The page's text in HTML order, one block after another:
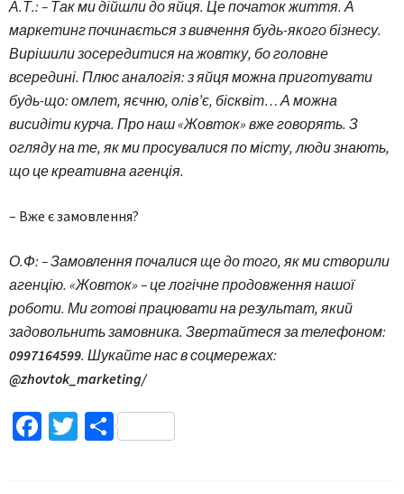
А.Т.: – Так ми дійшли до яйця. Це початок життя. А
маркетинг починається з вивчення будь-якого бізнесу.
Вирішили зосередитися на жовтку, бо головне
всередині. Плюс аналогія: з яйця можна приготувати
будь-що: омлет, яєчню, олів’є, бісквіт… А можна
висидіти курча. Про наш «Жовток» вже говорять. З
огляду на те, як ми просувалися по місту, люди знають,
що це креативна агенція.
– Вже є замовлення?
О.Ф: – Замовлення почалися ще до того, як ми створили
агенцію. «Жовток» – це логічне продовження нашої
роботи. Ми готові працювати на результат, який
задовольнить замовника. Звертайтеся за телефоном:
0997164599. Шукайте нас в соцмережах:
@zhovtok_marketing/
Facebook
TwitterПоділитися